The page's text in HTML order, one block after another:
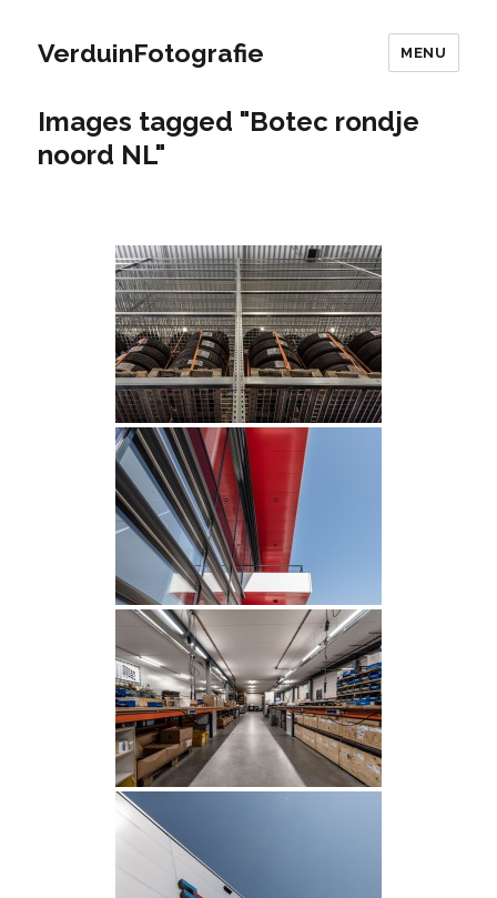
VerduinFotografie MENU
Images tagged "Botec rondje
noord NL"